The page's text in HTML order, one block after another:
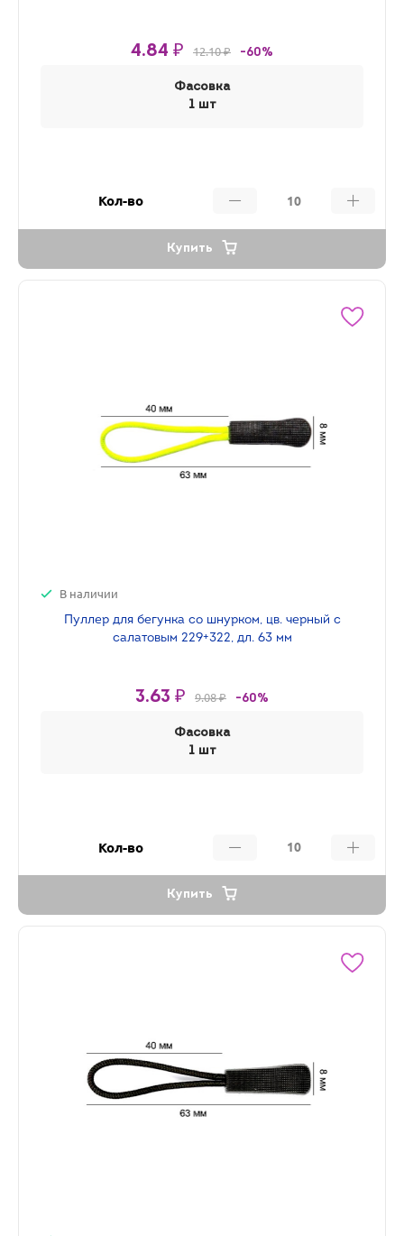
4.84 ₽ 12.10 ₽ -60%
Фасовка
1 шт
Кол-во
Купить
В наличии
Пуллер для бегунка со шнурком, цв. черный с
салатовым 229+322, дл. 63 мм
3.63 ₽ 9.08 ₽ -60%
Фасовка
1 шт
Кол-во
Купить